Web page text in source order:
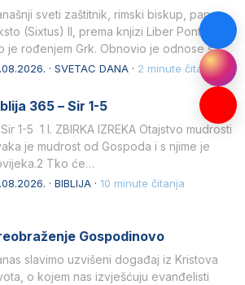
sveti zaštitnik, rimski biskup, papa
(Sixtus) II, prema knjizi Liber Pontificalis
je rođenjem Grk. Obnovio je odnose s
· SVETAC DANA · 2 minute čitanja
365 – Sir 1-5
1-5 1 I. ZBIRKA IZREKA Otajstvo mudrosti
je mudrost od Gospoda i s njime je
Tko će…
· BIBLIJA · 10 minute čitanja
Gospodinovo
slavimo uzvišeni događaj iz Kristova
o kojem nas izvješćuju evanđelisti